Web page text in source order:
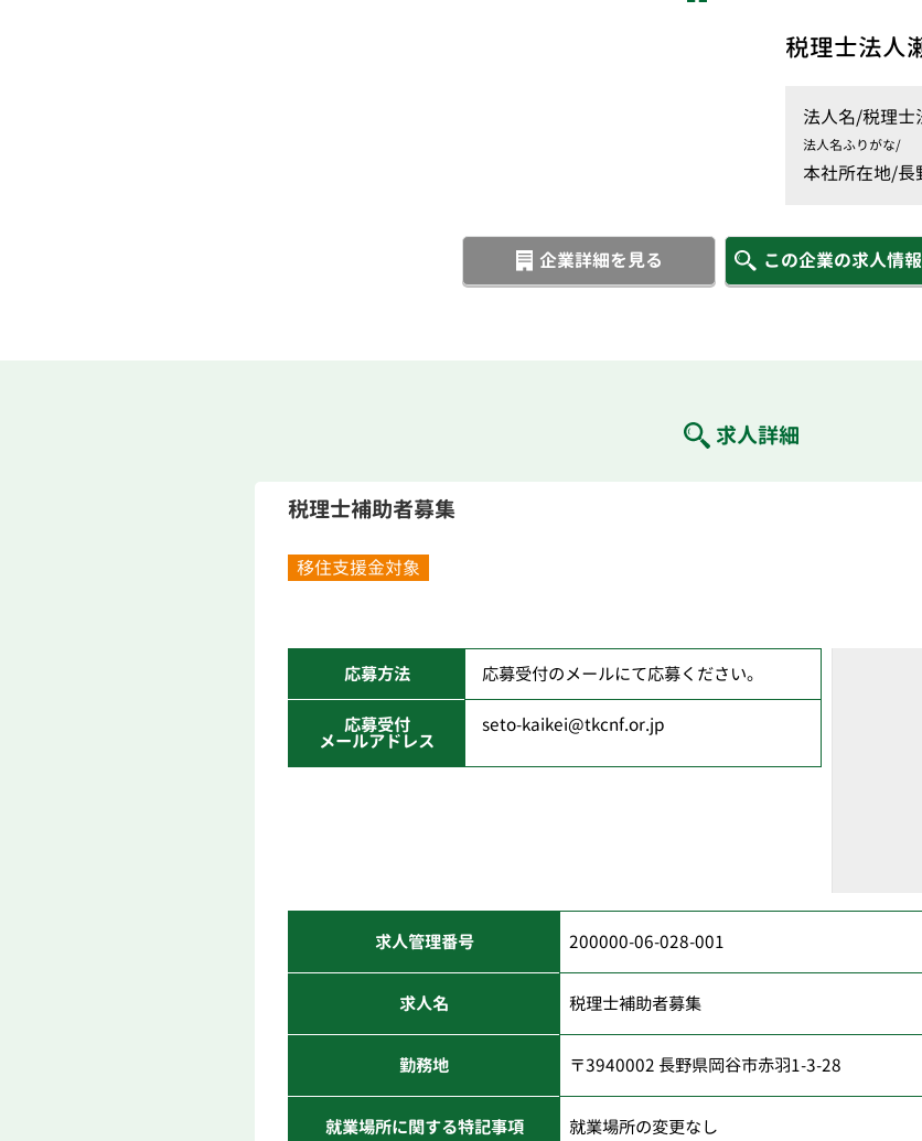
税理士法人
法人名/税理士
法人名ふりがな/
本社所在地/長
企業詳細を見る この企業の求人情
求人詳細
税理士補助者募集
移住支援金対象
応募方法 応募受付のメールにて応募ください。
応募受付
メールアドレス
seto-kaikei@tkcnf.or.jp
求人管理番号 200000-06-028-001
求人名 税理士補助者募集
勤務地 〒3940002 長野県岡谷市赤羽1-3-28
就業場所に関する特記事項 就業場所の変更なし